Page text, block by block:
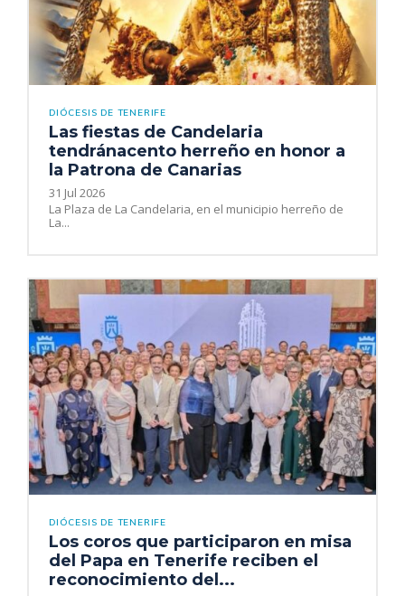
DIÓCESIS DE TENERIFE
Las fiestas de Candelaria
tendránacento herreño en honor a
la Patrona de Canarias
31 Jul 2026
La Plaza de La Candelaria, en el municipio herreño de
La...
DIÓCESIS DE TENERIFE
Los coros que participaron en misa
del Papa en Tenerife reciben el
reconocimiento del...